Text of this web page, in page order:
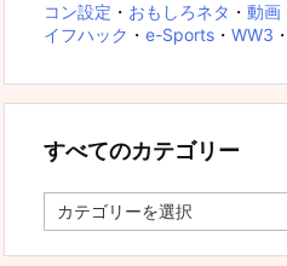
コン設定 ・ おもしろネタ ・ 動画
イフハック ・ e-Sports ・ WW3 ・
すべてのカテゴリー
べ